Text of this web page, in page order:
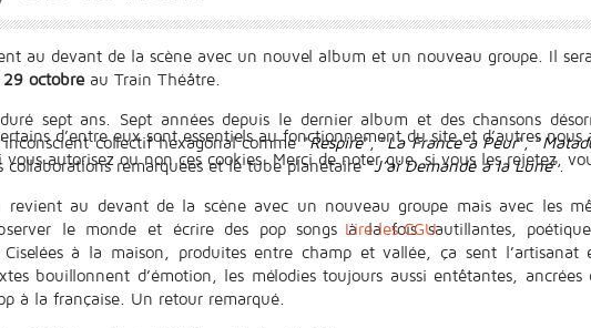
au devant de la scène avec un nouvel album et un nouveau groupe. Il
29 octobreau Train Théâtre.
sept ans. Sept années depuis le dernier album et des chansons
collectif hexagonal comme "Respire", "La France a Peur", "
collaborations remarquées et le tube planétaire "J’ai Demandé à la Lune".
revient au devant de la scène avec un nouveau groupe mais avec les
le monde et écrire des pop songs à la fois sautillantes,
Ciselées à la maison, produites entre champ et vallée, ça sent l’artisanat
bouillonnent d’émotion, les mélodies toujours aussi entêtantes, ancrées
à la française. Un retour remarqué.
d’entre eux sont essentiels au fonctionnement du site et d’autres
autorisez ou non ces cookies. Merci de noter que, si vous les rejetez,
Lire les CGU